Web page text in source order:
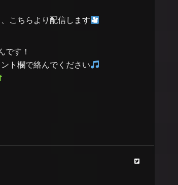
こちらより配信します
です！
ト欄で絡んでください